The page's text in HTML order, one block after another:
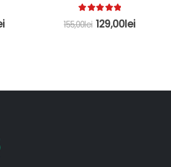
out of 5
155,00lei 129,00lei